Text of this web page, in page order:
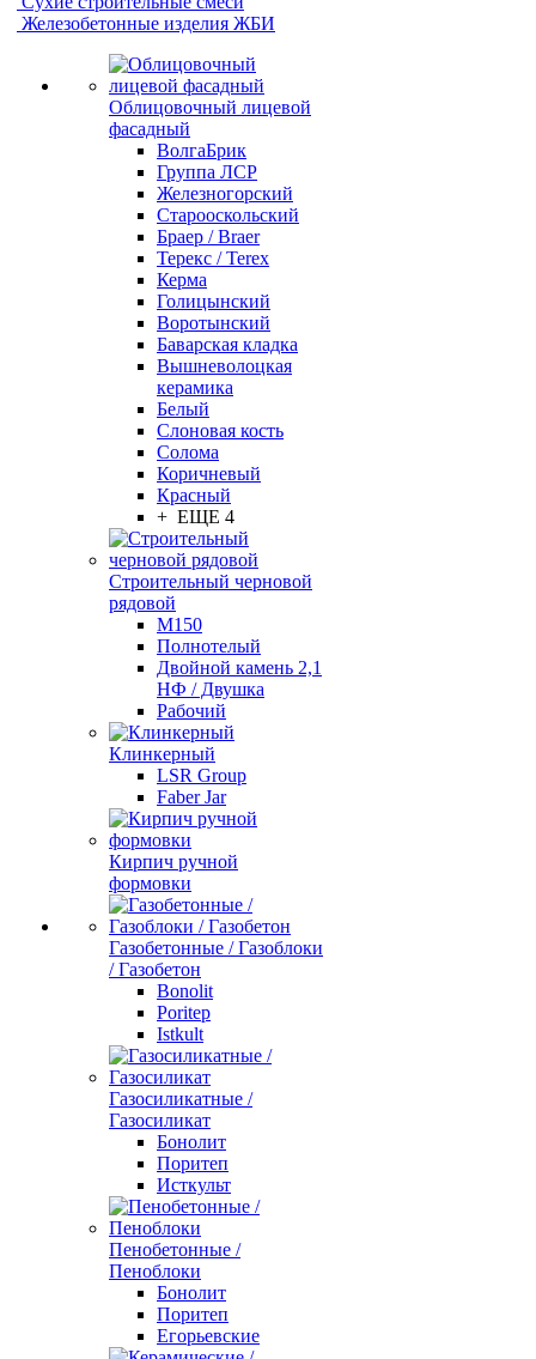
Железобетонные изделия ЖБИ
Облицовочный лицевой
фасадный
ВолгаБрик
Группа ЛСР
Железногорский
Старооскольский
Браер / Braer
Терекс / Terex
Керма
Голицынский
Воротынский
Баварская кладка
Вышневолоцкая
керамика
Белый
Слоновая кость
Солома
Коричневый
Красный
+ ЕЩЕ 4
Строительный черновой
рядовой
М150
Полнотелый
Двойной камень 2,1
НФ / Двушка
Рабочий
Клинкерный
LSR Group
Faber Jar
Кирпич ручной
формовки
Газобетонные / Газоблоки
/ Газобетон
Bonolit
Poritep
Istkult
Газосиликатные /
Газосиликат
Бонолит
Поритеп
Исткульт
Пенобетонные /
Пеноблоки
Бонолит
Поритеп
Егорьевские